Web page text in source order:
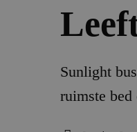
Sunlight
ruimste